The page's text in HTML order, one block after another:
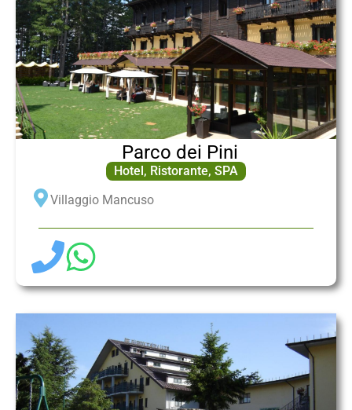
Hotel , Ristorante, SPA
Villaggio Mancuso
Parco dei Pini